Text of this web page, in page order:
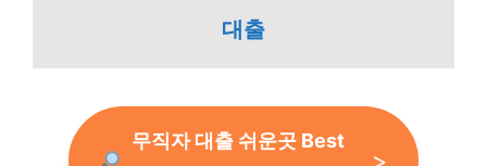
대출
무직자 대출 쉬운곳 Best